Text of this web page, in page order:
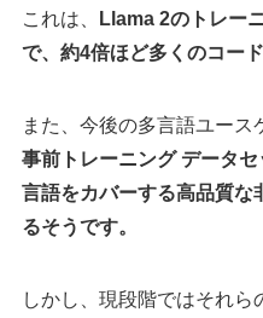
これは、
Llama 2のトレー
で、約4倍ほど多くのコー
また、今後の多言語ユース
事前トレーニング データ
言語をカバーする高品質な
るそうです。
しかし、現段階ではそれら